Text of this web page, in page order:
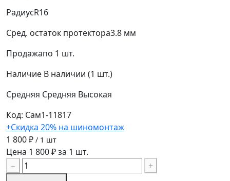
РадиусR16
Сред. остаток протектора3.8 мм
Продажапо 1 шт.
Наличие В наличии (1 шт.)
Средняя Средняя Высокая
Код: Сам1-11817
+Скидка 20% на шиномонтаж
1 800 ₽ / 1 шт
Цена 1 800 ₽ за 1 шт.
−
+